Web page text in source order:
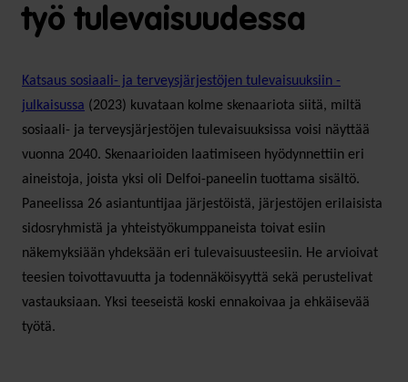
työ tulevaisuudessa
Katsaus sosiaali- ja terveysjärjestöjen tulevaisuuksiin -
julkaisussa (2023) kuvataan kolme skenaariota siitä, miltä
sosiaali- ja terveysjärjestöjen tulevaisuuksissa voisi näyttää
vuonna 2040. Skenaarioiden laatimiseen hyödynnettiin eri
aineistoja, joista yksi oli Delfoi-paneelin tuottama sisältö.
Paneelissa 26 asiantuntijaa järjestöistä, järjestöjen erilaisista
sidosryhmistä ja yhteistyökumppaneista toivat esiin
näkemyksiään yhdeksään eri tulevaisuusteesiin. He arvioivat
teesien toivottavuutta ja todennäköisyyttä sekä perustelivat
vastauksiaan. Yksi teeseistä koski ennakoivaa ja ehkäisevää
työtä.